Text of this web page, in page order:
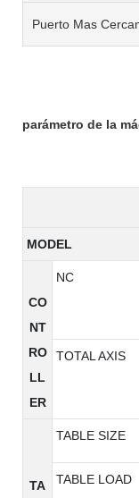
Puerto Mas
parámetro de la
MODEL
CO
NT
RO
LL
ER
NC
TOTAL AXIS
TA
TABLE SIZE
TABLE LOAD